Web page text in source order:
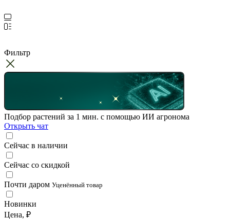
Фильтр
Подбор растений за 1 мин. с помощью ИИ агронома
Открыть чат
Сейчас в наличии
Сейчас со скидкой
Почти даром Уценённый товар
Новинки
Цена, ₽